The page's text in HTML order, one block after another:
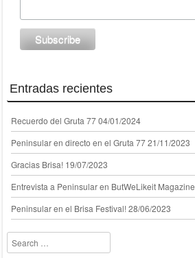
Entradas recientes
Recuerdo del Gruta 7704/01/2024
Peninsular en directo en el Gruta 7721/11/2023
Gracias Brisa! 19/07/2023
Entrevista a Peninsular en ButWeLikeit Magazine
Peninsular en el Brisa Festival!28/06/2023
Search